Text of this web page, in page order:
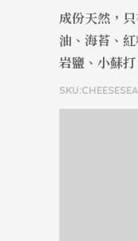
成份天然，
油、海苔、
岩鹽、小蘇打